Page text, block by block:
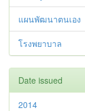
แผนพัฒนาตนเอง
โรงพยาบาล
Date issued
2014